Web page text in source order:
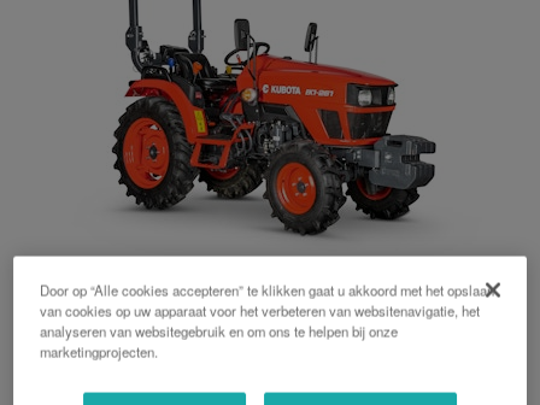
EK1
25 PK, Beugel achterzijde, Mechanisch
Door op “Alle cookies accepteren” te klikken gaat u akkoord met het opslaan
van cookies op uw apparaat voor het verbeteren van websitenavigatie, het
analyseren van websitegebruik en om ons te helpen bij onze
marketingprojecten.